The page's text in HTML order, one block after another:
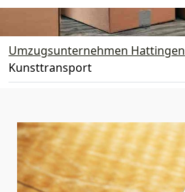
Umzugsunternehmen Hattingen
Kunsttransport